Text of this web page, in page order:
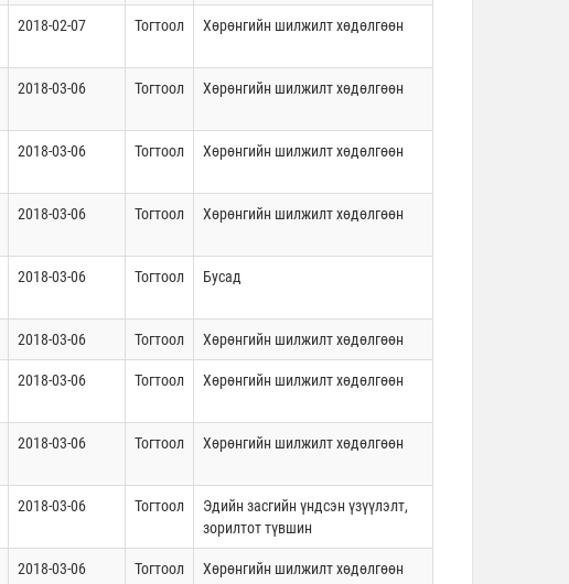
2018-02-07 Тогтоол Хөрөнгийн шилжилт хөдөлгөөн
2018-03-06 Тогтоол Хөрөнгийн шилжилт хөдөлгөөн
2018-03-06 Тогтоол Хөрөнгийн шилжилт хөдөлгөөн
2018-03-06 Тогтоол Хөрөнгийн шилжилт хөдөлгөөн
2018-03-06 Тогтоол Бусад
2018-03-06 Тогтоол Хөрөнгийн шилжилт хөдөлгөөн
2018-03-06 Тогтоол Хөрөнгийн шилжилт хөдөлгөөн
2018-03-06 Тогтоол Хөрөнгийн шилжилт хөдөлгөөн
2018-03-06 Тогтоол
Эдийн засгийн үндсэн үзүүлэлт,
зорилтот түвшин
2018-03-06 Тогтоол Хөрөнгийн шилжилт хөдөлгөөн